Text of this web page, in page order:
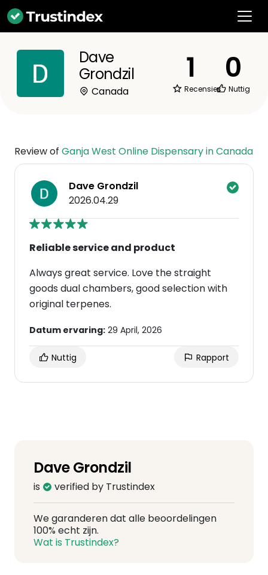
Dave
Grondzil
Canada
1
Recensies
0
Nuttig
Review of Ganja West Online Dispensary in Canada
Dave Grondzil
2026.04.29
Reliable service and product
Always great service. Love the straight
goods dual chambers, good selection with
original terpenes.
Datum ervaring: 29 April, 2026
Nuttig Rapport
Dave Grondzil
is verified by Trustindex
We garanderen dat alle beoordelingen
100% echt zijn.
Wat is Trustindex?